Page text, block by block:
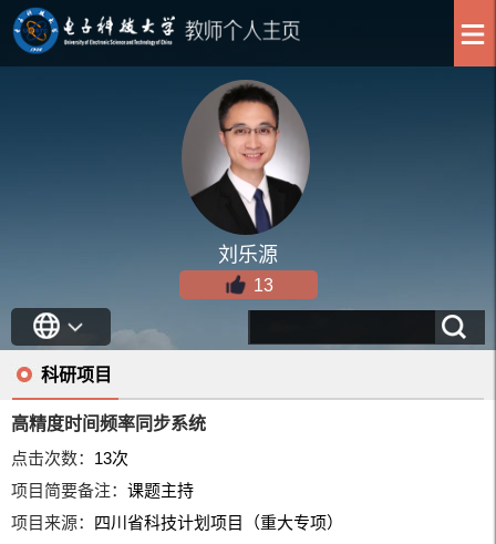
刘乐源
13
科研项目
高精度时间频率同步系统
点击次数： 13次
项目简要备注：课题主持
项目来源： 四川省科技计划项目（重大专项）